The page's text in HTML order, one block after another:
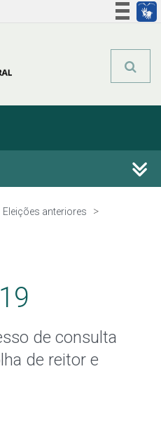
Eleições anteriores
de consulta
de reitor e